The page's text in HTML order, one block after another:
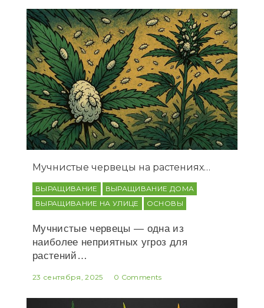
Мучнистые червецы на растениях…
ВЫРАЩИВАНИЕ
ВЫРАЩИВАНИЕ ДОМА
ВЫРАЩИВАНИЕ НА УЛИЦЕ
ОСНОВЫ
Мучнистые червецы — одна из
наиболее неприятных угроз для
растений…
23 сентября, 2025 0 Comments